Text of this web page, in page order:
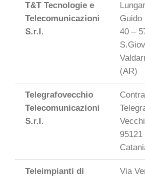
T&T Tecnologie e
Telecomunicazioni
S.r.l.
Guido
40 –
(AR)
Telegrafovecchio
Telecomunicazioni
S.r.l.
95121
Teleimpianti di
Via